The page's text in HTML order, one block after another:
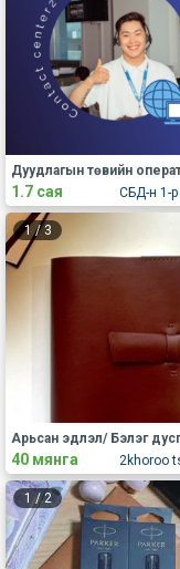
1.7 сая
1 /3
40 мянга
1 /2